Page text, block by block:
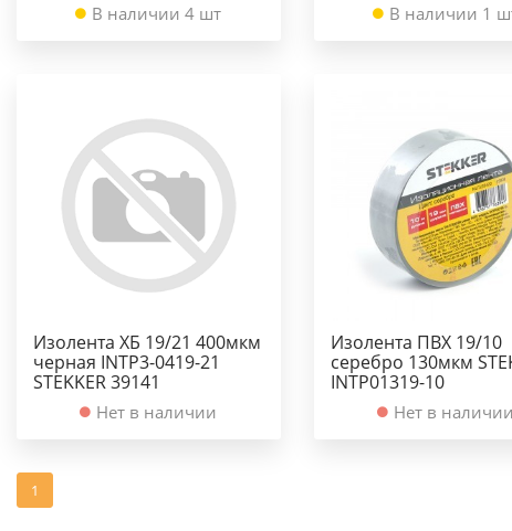
В наличии 4 шт В наличии 1
Изолента ХБ 19/21 400мкм
черная INTP3-0419-21
STEKKER 39141
Нет в наличии
Изолента ПВХ 19/10
серебро 130мкм
INTP01319-10
Нет в наличии
1